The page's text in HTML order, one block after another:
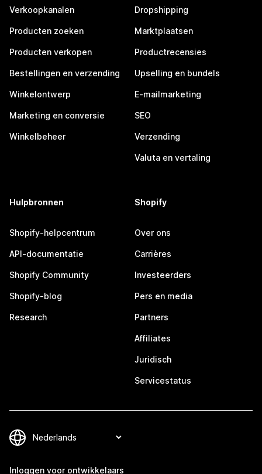
Verkoopkanalen
Producten zoeken
Producten verkopen
Bestellingen en verzending
Winkelontwerp
Marketing en conversie
Winkelbeheer
Dropshipping
Marktplaatsen
Productrecensies
Upselling en bundels
E-mailmarketing
SEO
Verzending
Valuta en vertaling
Hulpbronnen
Shopify-helpcentrum
API-documentatie
Shopify Community
Shopify-blog
Research
Shopify
Over ons
Carrières
Investeerders
Pers en media
Partners
Affiliates
Juridisch
Servicestatus
Inloggen voor ontwikkelaars